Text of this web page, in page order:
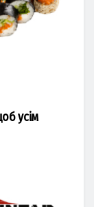
усім